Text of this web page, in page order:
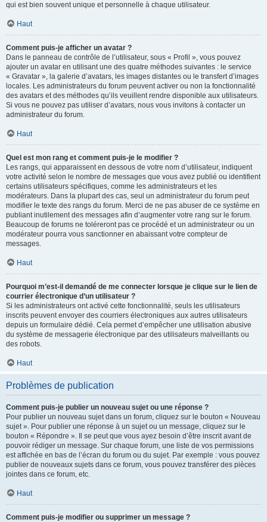
qui est bien souvent unique et personnelle à chaque utilisateur.
Haut
Comment puis-je afficher un avatar ?
Dans le panneau de contrôle de l’utilisateur, sous « Profil », vous pouvez
ajouter un avatar en utilisant une des quatre méthodes suivantes : le service
« Gravatar », la galerie d’avatars, les images distantes ou le transfert d’images
locales. Les administrateurs du forum peuvent activer ou non la fonctionnalité
des avatars et des méthodes qu’ils veuillent rendre disponible aux utilisateurs.
Si vous ne pouvez pas utiliser d’avatars, nous vous invitons à contacter un
administrateur du forum.
Haut
Quel est mon rang et comment puis-je le modifier ?
Les rangs, qui apparaissent en dessous de votre nom d’utilisateur, indiquent
votre activité selon le nombre de messages que vous avez publié ou identifient
certains utilisateurs spécifiques, comme les administrateurs et les
modérateurs. Dans la plupart des cas, seul un administrateur du forum peut
modifier le texte des rangs du forum. Merci de ne pas abuser de ce système en
publiant inutilement des messages afin d’augmenter votre rang sur le forum.
Beaucoup de forums ne toléreront pas ce procédé et un administrateur ou un
modérateur pourra vous sanctionner en abaissant votre compteur de
messages.
Haut
Pourquoi m’est-il demandé de me connecter lorsque je clique sur le lien de
courrier électronique d’un utilisateur ?
Si les administrateurs ont activé cette fonctionnalité, seuls les utilisateurs
inscrits peuvent envoyer des courriers électroniques aux autres utilisateurs
depuis un formulaire dédié. Cela permet d’empêcher une utilisation abusive
du système de messagerie électronique par des utilisateurs malveillants ou
des robots.
Haut
Problèmes de publication
Comment puis-je publier un nouveau sujet ou une réponse ?
Pour publier un nouveau sujet dans un forum, cliquez sur le bouton « Nouveau
sujet ». Pour publier une réponse à un sujet ou un message, cliquez sur le
bouton « Répondre ». Il se peut que vous ayez besoin d’être inscrit avant de
pouvoir rédiger un message. Sur chaque forum, une liste de vos permissions
est affichée en bas de l’écran du forum ou du sujet. Par exemple : vous pouvez
publier de nouveaux sujets dans ce forum, vous pouvez transférer des pièces
jointes dans ce forum, etc.
Haut
Comment puis-je modifier ou supprimer un message ?